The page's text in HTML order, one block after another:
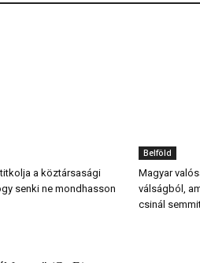
a köztársasági
senki ne mondhasson
Belföld
Magyar
válságból,
csinál